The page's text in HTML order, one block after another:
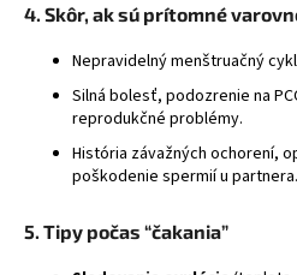
4. Skôr, ak sú prítomné
Nepravidelný menštruačný
Silná bolesť, podozrenie na
reprodukčné problémy.
História závažných ochorení,
poškodenie spermií u partnera.
5. Tipy počas “čakania”